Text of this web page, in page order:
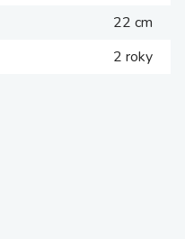
22 cm
2 roky